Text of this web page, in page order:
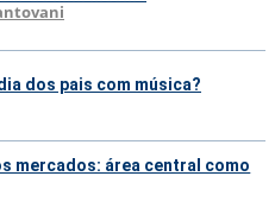
dos pais com música?
mercados: área central como